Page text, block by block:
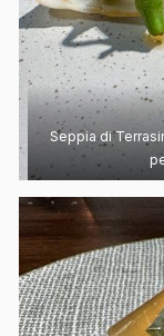
Seppia di